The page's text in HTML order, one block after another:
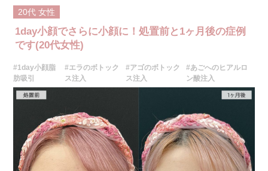
施術内容：脂肪を減らしたい箇所に合わせて目立ちにくい箇所に2～3mm
ほどの切開を加え、カニューレと呼ばれる細い管を用いて、脂肪細胞を直
接吸引し、除去します。同時にAスレッド®と呼ばれる溶ける繊維をお顔の
目立たない部分から皮下へ挿入し、皮膚を内側から引き上げて固定しま
す。
施術時間：約30分程
リスク、副作用：赤み、熱感、痛み、しびれ、むくみ、内出血、引き攣れ
感などが術後一時的に生じることがございます。また、稀に貧血、細菌感
染症、左右差、施術箇所の知覚鈍麻、ぼこつき、硬結、瘢痕化、色素沈
着、脂肪塞栓、皮膚のよれ、繊維の突出などを生じることがございます。
費用：通常価格 437,800円(税込)
顔の脂肪吸引箇所の追加 1ヶ所ごと+162,800円(税込)
オプション：笑気麻酔 3,300円(税込)
20代 女性
1day小顔でさらに小顔に！処置前と1ヶ月後の症例
です(20代女性)
#1day小顔脂
肪吸引
#エラのボトック
ス注入
#アゴのボトック
ス注入
#あごへのヒアルロ
ン酸注入